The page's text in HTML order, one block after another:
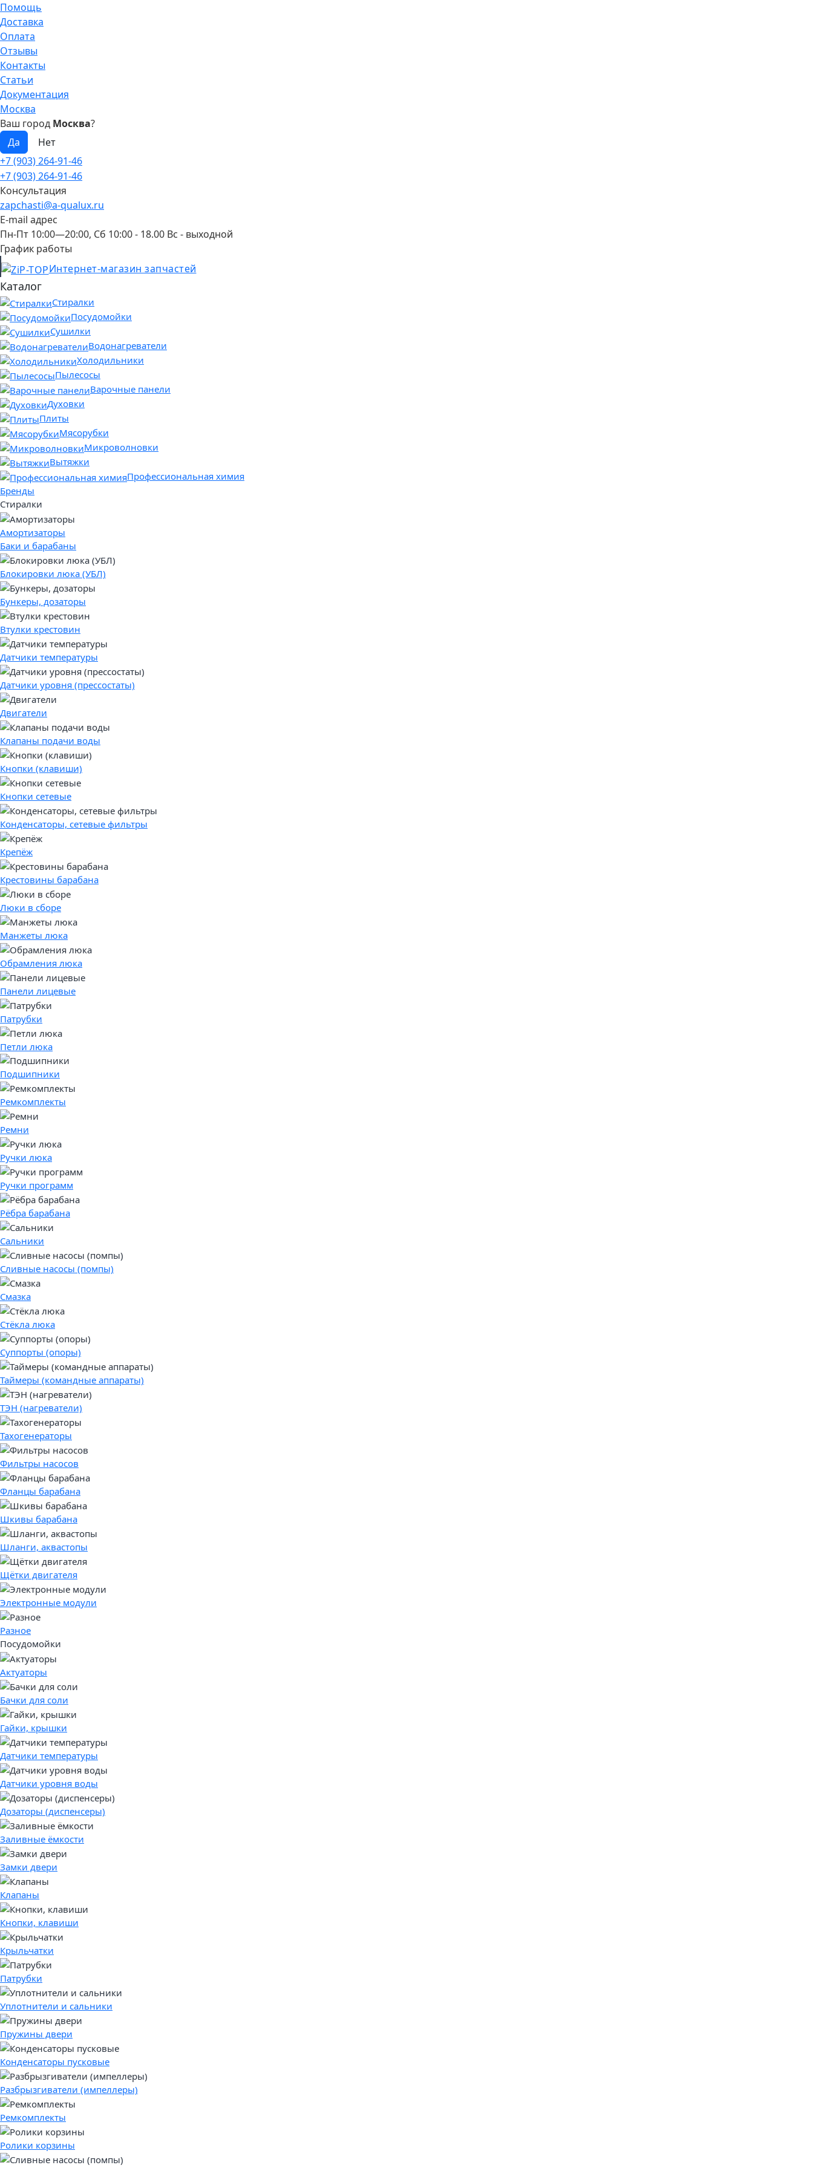
Помощь
Доставка
Оплата
Отзывы
Контакты
Статьи
Документация
Москва
Ваш город Москва?
+7 (903) 264-91-46
+7 (903) 264-91-46
Консультация
zapchasti@a-qualux.ru
E-mail адрес
Пн-Пт 10:00—20:00, Сб 10:00 - 18.00 Вс - выходной
График работы
Интернет-магазин запчастей
Каталог
Стиралки
Посудомойки
Сушилки
Водонагреватели
Холодильники
Пылесосы
Варочные панели
Духовки
Плиты
Мясорубки
Микроволновки
Вытяжки
Профессиональная химия
Бренды
Стиралки
Амортизаторы
Баки и барабаны
Блокировки люка (УБЛ)
Бункеры, дозаторы
Втулки крестовин
Датчики температуры
Датчики уровня (прессостаты)
Двигатели
Клапаны подачи воды
Кнопки (клавиши)
Кнопки сетевые
Конденсаторы, сетевые фильтры
Крепёж
Крестовины барабана
Люки в сборе
Манжеты люка
Обрамления люка
Панели лицевые
Патрубки
Петли люка
Подшипники
Ремкомплекты
Ремни
Ручки люка
Ручки программ
Рёбра барабана
Сальники
Сливные насосы (помпы)
Смазка
Стёкла люка
Суппорты (опоры)
Таймеры (командные аппараты)
ТЭН (нагреватели)
Тахогенераторы
Фильтры насосов
Фланцы барабана
Шкивы барабана
Шланги, аквастопы
Щётки двигателя
Электронные модули
Разное
Посудомойки
Актуаторы
Бачки для соли
Гайки, крышки
Датчики температуры
Датчики уровня воды
Дозаторы (диспенсеры)
Заливные ёмкости
Замки двери
Клапаны
Кнопки, клавиши
Крыльчатки
Патрубки
Уплотнители и сальники
Пружины двери
Конденсаторы пусковые
Разбрызгиватели (импеллеры)
Ремкомплекты
Ролики корзины